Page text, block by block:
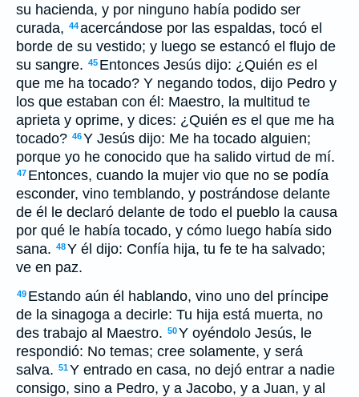
su hacienda, y por ninguno había podido ser
curada, 44acercándose por las espaldas, tocó el
borde de su vestido; y luego se estancó el flujo de
su sangre. 45 Entonces Jesús dijo: ¿Quién es el
que me ha tocado? Y negando todos, dijo Pedro y
los que estaban con él: Maestro, la multitud te
aprieta y oprime, y dices: ¿Quién es el que me ha
tocado? 46Y Jesús dijo: Me ha tocado alguien;
porque yo he conocido que ha salido virtud de mí.
47 Entonces, cuando la mujer vio que no se podía
esconder, vino temblando, y postrándose delante
de él le declaró delante de todo el pueblo la causa
por qué le había tocado, y cómo luego había sido
sana. 48Y él dijo: Confía hija, tu fe te ha salvado;
ve en paz.
49 Estando aún él hablando, vino uno del príncipe
de la sinagoga a decirle: Tu hija está muerta, no
des trabajo al Maestro. 50Y oyéndolo Jesús, le
respondió: No temas; cree solamente, y será
salva. 51Y entrado en casa, no dejó entrar a nadie
consigo, sino a Pedro, y a Jacobo, y a Juan, y al